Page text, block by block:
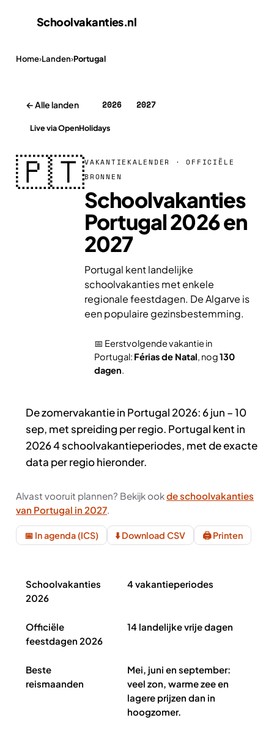
Schoolvakanties.nl
Home›Landen›Portugal
← Alle landen 2026 2027
Live via OpenHolidays
🇵🇹VAKANTIEKALENDER · OFFICIËLE
BRONNEN
Schoolvakanties
Portugal 2026 en
2027
Portugal kent landelijke
schoolvakanties met enkele
regionale feestdagen. De Algarve is
een populaire gezinsbestemming.
📅 Eerstvolgende vakantie in
Portugal: Férias de Natal, nog130
dagen.
De zomervakantie in Portugal 2026: 6 jun – 10
sep, met spreiding per regio. Portugal kent in
2026 4 schoolvakantieperiodes, met de exacte
data per regio hieronder.
Alvast vooruit plannen? Bekijk ookde schoolvakanties
van Portugal in 2027.
📅 In agenda (ICS) ⬇️ Download CSV 🖨️ Printen
Schoolvakanties
2026
4 vakantieperiodes
Officiële
feestdagen 2026
14 landelijke vrije dagen
Beste
reismaanden
Mei, juni en september:
veel zon, warme zee en
lagere prijzen dan in
hoogzomer.